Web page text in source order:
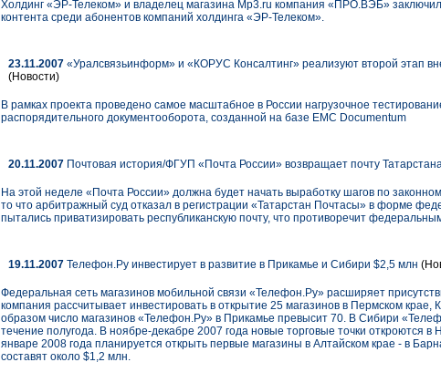
Холдинг «ЭР-Телеком» и владелец магазина Mp3.ru компания «ПРО.ВЭБ»
контента среди абонентов компаний холдинга «ЭР-Телеком».
23.11.2007 «Уралсвязьинформ» и «КОРУС Консалтинг» реализуют второй этап
(Новости)
В рамках проекта проведено самое масштабное в России нагрузочное
распорядительного документооборота, созданной на базе EMC Documentum
20.11.2007 Почтовая история/ФГУП «Почта России» возвращает почту
На этой неделе «Почта России» должна будет начать выработку шагов по
то что арбитражный суд отказал в регистрации «Татарстан Почтасы» в форме
пытались приватизировать республиканскую почту, что противоречит
19.11.2007 Телефон.Ру инвестирует в развитие в Прикамье и Сибири $2,5 млн
Федеральная сеть магазинов мобильной связи «Телефон.Ру» расширяет
компания рассчитывает инвестировать в открытие 25 магазинов в Пермском крае,
образом число магазинов «Телефон.Ру» в Прикамье превысит 70. В Сибири
течение полугода. В ноябре-декабре 2007 года новые торговые точки откроются
январе 2008 года планируется открыть первые магазины в Алтайском крае - в
составят около $1,2 млн.